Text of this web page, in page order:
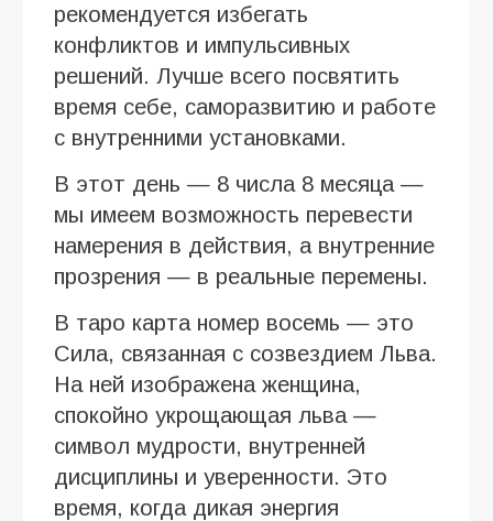
рекомендуется избегать
конфликтов и импульсивных
решений. Лучше всего посвятить
время себе, саморазвитию и работе
с внутренними установками.
В этот день — 8 числа 8 месяца —
мы имеем возможность перевести
намерения в действия, а внутренние
прозрения — в реальные перемены.
В таро карта номер восемь — это
Сила, связанная с созвездием Льва.
На ней изображена женщина,
спокойно укрощающая льва —
символ мудрости, внутренней
дисциплины и уверенности. Это
время, когда дикая энергия